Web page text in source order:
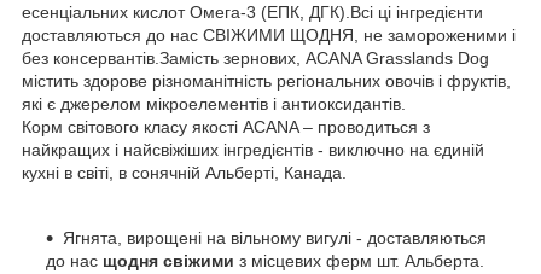
есенціальних кислот Омега-3 (ЕПК, ДГК). Всі ці інгредієнти
доставляються до нас СВІЖИМИ ЩОДНЯ, не замороженими і
без консервантів. Замість зернових, ACANA Grasslands Dog
містить здорове різноманітність регіональних овочів і фруктів,
які є джерелом мікроелементів і антиоксидантів.
Корм світового класу якості ACANA – проводиться з
найкращих і найсвіжіших інгредієнтів - виключно на єдиній
кухні в світі, в сонячній Альберті, Канада.
Ягнята, вирощені на вільному вигулі - доставляються
до нас щодня свіжими з місцевих ферм шт. Альберта.